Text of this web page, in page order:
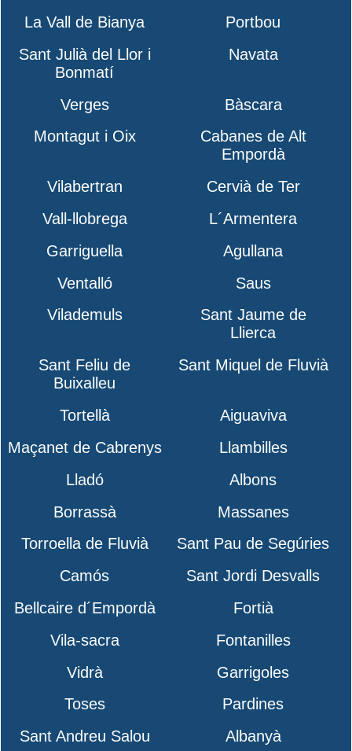
La Vall de Bianya
Portbou
Sant Julià del Llor i
Bonmatí
Navata
Verges
Bàscara
Montagut i Oix
Cabanes de Alt
Empordà
Vilabertran
Cervià de Ter
Vall-llobrega
L´Armentera
Garriguella
Agullana
Ventalló
Saus
Vilademuls
Sant Jaume de
Llierca
Sant Feliu de
Buixalleu
Sant Miquel de Fluvià
Tortellà
Aiguaviva
Maçanet de Cabrenys
Llambilles
Lladó
Albons
Borrassà
Massanes
Torroella de Fluvià
Sant Pau de Segúries
Camós
Sant Jordi Desvalls
Bellcaire d´Empordà
Fortià
Vila-sacra
Fontanilles
Vidrà
Garrigoles
Toses
Pardines
Sant Andreu Salou
Albanyà